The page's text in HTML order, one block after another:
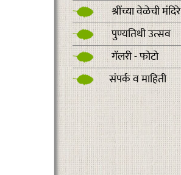
श्रींच्या वेळेची मंदिरे
पुण्यतिथी उत्सव
गॅलरी - फोटो
संपर्क व माहिती